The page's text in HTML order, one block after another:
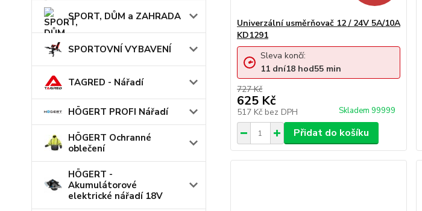
SPORT, DŮM a ZAHRADA
SPORTOVNÍ VYBAVENÍ
TAGRED - Nářadí
HÖGERT PROFI Nářadí
HÖGERT Ochranné
oblečení
HÖGERT -
Akumulátorové
elektrické nářadí 18V
Univerzální usměrňovač 12 / 24V 5A/10A
KD1291
727 Kč
625 Kč
517 Kč bez DPH Skladem 99999
Sleva končí:
11 dní18hod55min
Přidat do košíku